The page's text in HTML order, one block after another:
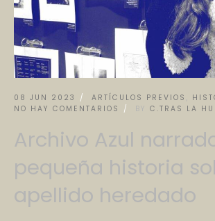
08 JUN 2023 ARTÍCULOS PREVIOS
NO HAY COMENTARIOS
BY C.TRAS LA
Archivo Azul
pequeña historia
apellido heredado